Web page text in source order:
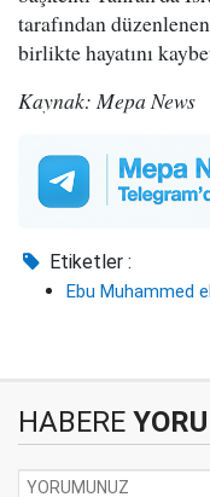
tarafından
birlikte hayatını
Kaynak: Mepa News
Etiketler :
Ebu Muhammed
HABERE